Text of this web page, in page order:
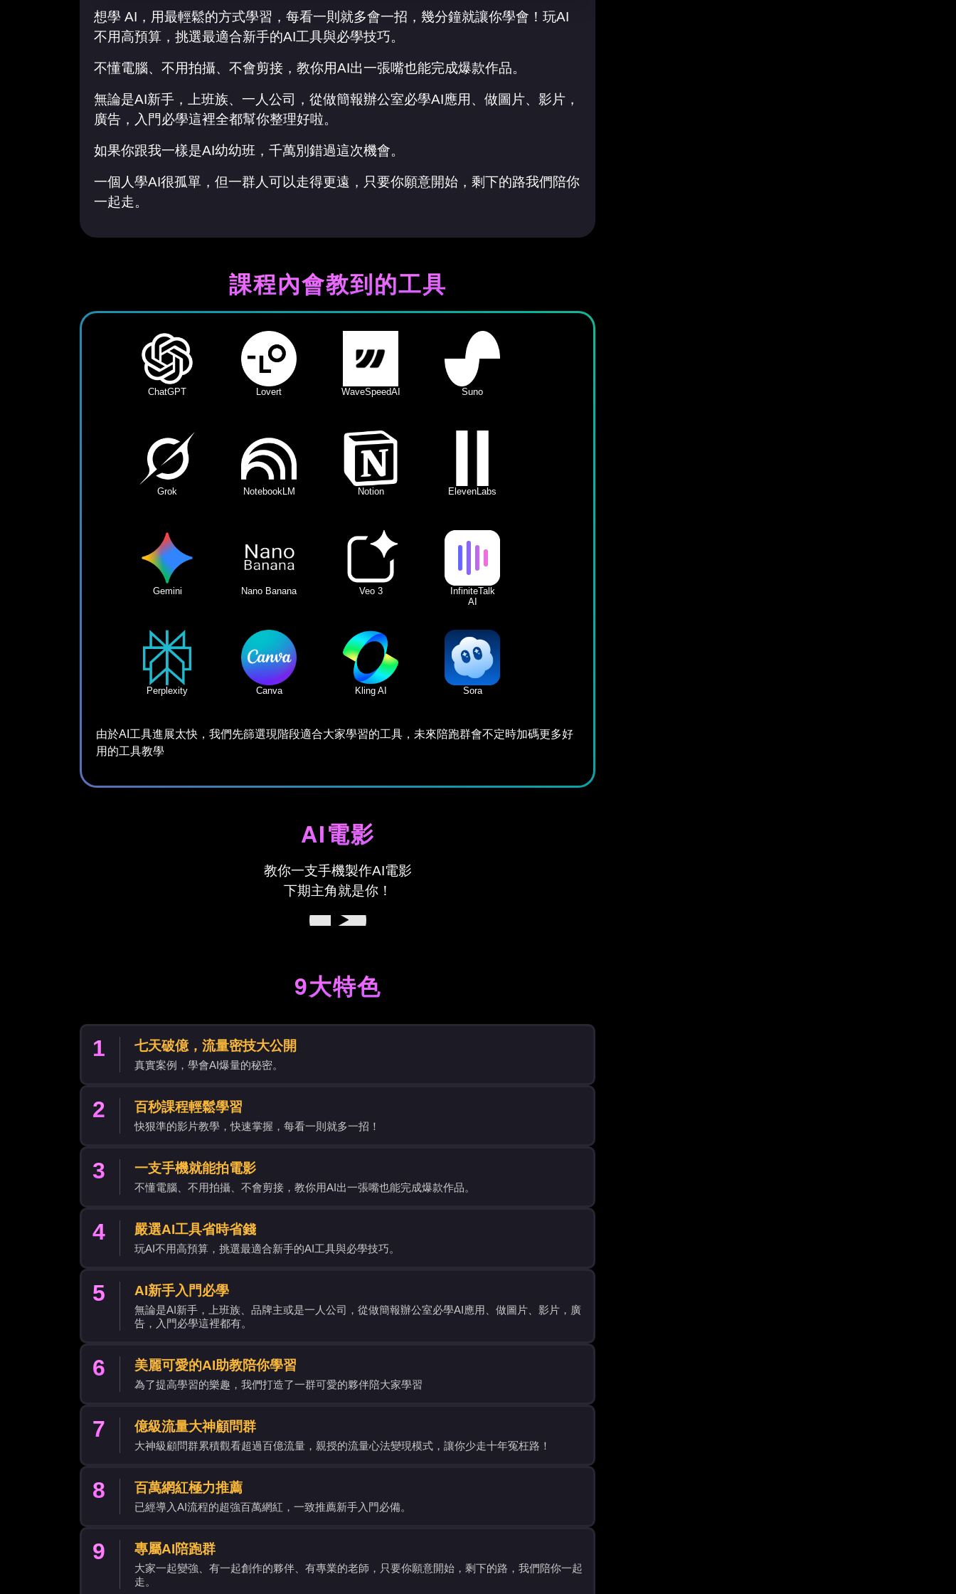
想學 AI，用最輕鬆的方式學習，每看一則就多會一招，幾分鐘就讓你學會！玩AI
不用高預算，挑選最適合新手的AI工具與必學技巧。
不懂電腦、不用拍攝、不會剪接，教你用AI出一張嘴也能完成爆款作品。
無論是AI新手，上班族、一人公司，從做簡報辦公室必學AI應用、做圖片、影片，
廣告，入門必學這裡全都幫你整理好啦。
如果你跟我一樣是AI幼幼班，千萬別錯過這次機會。
一個人學AI很孤單，但一群人可以走得更遠，只要你願意開始，剩下的路我們陪你
一起走。
課程內會教到的工具
ChatGPT Lovert WaveSpeedAI Suno
Grok NotebookLM Notion ElevenLabs
Gemini Nano Banana Veo 3
InfiniteTalk
AI
Perplexity Canva Kling AI Sora
由於AI工具進展太快，我們先篩選現階段適合大家學習的工具，未來陪跑群會不定時加碼更多好
用的工具教學
AI電影
教你一支手機製作AI電影
下期主角就是你！
9大特色
1 七天破億，流量密技大公開
真實案例，學會AI爆量的秘密。
2 百秒課程輕鬆學習
快狠準的影片教學，快速掌握，每看一則就多一招！
3 一支手機就能拍電影
不懂電腦、不用拍攝、不會剪接，教你用AI出一張嘴也能完成爆款作品。
4 嚴選AI工具省時省錢
玩AI不用高預算，挑選最適合新手的AI工具與必學技巧。
5 AI新手入門必學
無論是AI新手，上班族、品牌主或是一人公司，從做簡報辦公室必學AI應用、做圖片、影片，廣
告，入門必學這裡都有。
6 美麗可愛的AI助教陪你學習
為了提高學習的樂趣，我們打造了一群可愛的夥伴陪大家學習
7 億級流量大神顧問群
大神級顧問群累積觀看超過百億流量，親授的流量心法變現模式，讓你少走十年冤枉路！
8 百萬網紅極力推薦
已經導入AI流程的超強百萬網紅，一致推薦新手入門必備。
9 專屬AI陪跑群
大家一起變強、有一起創作的夥伴、有專業的老師，只要你願意開始，剩下的路，我們陪你一起
走。